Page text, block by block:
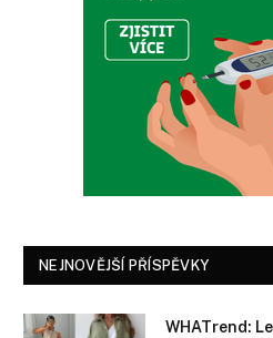
NEJNOVĚJŠÍ PŘÍSPĚVKY
WHATrend: